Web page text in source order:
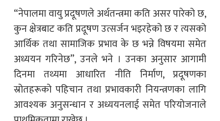
“नेपालमा वायु प्रदूषणले अर्थतन्त्रमा कति असर पारेको छ,
कुन क्षेत्रबाट कति प्रदूषण उत्सर्जन भइरहेको छ र त्यसको
आर्थिक तथा सामाजिक प्रभाव के छ भन्ने विषयमा समेत
अध्ययन गरिनेछ”, उनले भने । उनका अनुसार आगामी
दिनमा तथ्यमा आधारित नीति निर्माण, प्रदूषणका
स्रोतहरूको पहिचान तथा प्रभावकारी नियन्त्रणका लागि
आवश्यक अनुसन्धान र अध्ययनलाई समेत परियोजनाले